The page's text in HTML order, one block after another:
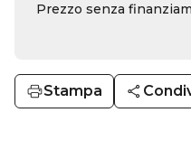
Prezzo senza
Stampa